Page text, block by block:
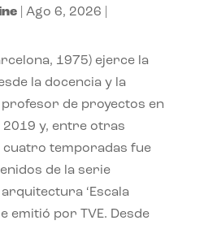
| Ago 6, 2026
1975) ejerce la
la docencia y la
profesor de proyectos en
2019 y, entre otras
cuatro temporadas fue
de la serie
‘Escala
emitió por TVE. Desde